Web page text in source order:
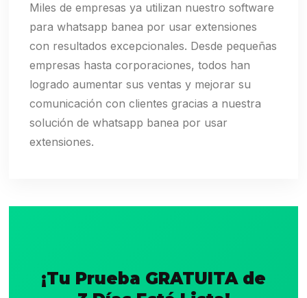
Miles de empresas ya utilizan nuestro software
para whatsapp banea por usar extensiones
con resultados excepcionales. Desde pequeñas
empresas hasta corporaciones, todos han
logrado aumentar sus ventas y mejorar su
comunicación con clientes gracias a nuestra
solución de whatsapp banea por usar
extensiones.
¡Tu Prueba GRATUITA de